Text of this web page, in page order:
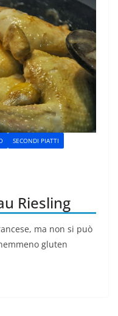
SECONDI PIATTI
Riesling
ma non si può
gluten